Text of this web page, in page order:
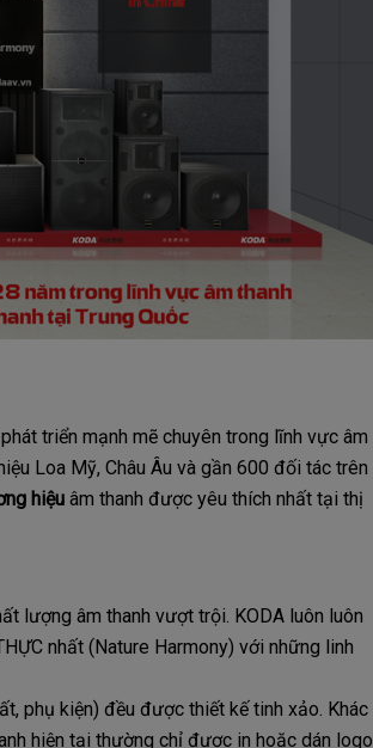
triển mạnh mẽ chuyên trong lĩnh vực âm
Loa Mỹ, Châu Âu và gần 600 đối tác trên
hiệu âm thanh được yêu thích nhất tại thị
lượng âm thanh vượt trội. KODA luôn luôn
nhất (Nature Harmony) với những linh
phụ kiện) đều được thiết kế tinh xảo. Khác
hiện tại thường chỉ được in hoặc dán logo